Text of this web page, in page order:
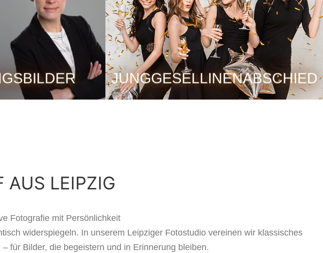
JUNGGESELLINENABSCHIED
AUS LEIPZIG
Fotografie mit Persönlichkeit
widerspiegeln. In unserem Leipziger Fotostudio vereinen wir klassisches
für Bilder, die begeistern und in Erinnerung bleiben.